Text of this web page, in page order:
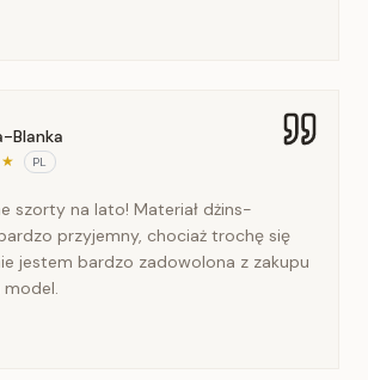
Blanka
★ PL
szorty na lato! Materiał dżins-
przyjemny, chociaż trochę się
jestem bardzo zadowolona z zakupu